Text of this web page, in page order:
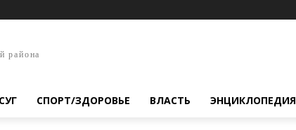
района
СПОРТ/ЗДОРОВЬЕ ВЛАСТЬ ЭНЦИКЛОПЕДИЯ